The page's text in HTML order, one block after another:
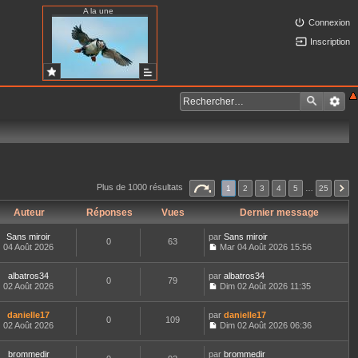
A la une
Connexion
Inscription
Plus de 1000 résultats 1 2 3 4 5 25
Auteur Réponses Vues Dernier message
Sans miroir
04 Août 2026
0 63 par Sans miroir
o
n
s
t
e
Mar 04 Août 2026 15:56
albatros34
02 Août 2026
0 79 par albatros34
o
n
s
Dim 02 Août 2026 11:35
danielle17
02 Août 2026
0 109 par danielle17
o
n
Dim 02 Août 2026 06:36
brommedir
par brommedir